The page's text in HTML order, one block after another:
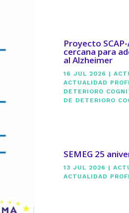
Proyecto
cercana para
al Alzheimer
16 JUL 2026 |
ACTUALIDAD
DETERIORO
DE DETERIORO
SEMEG 25
13 JUL 2026 |
ACTUALIDAD